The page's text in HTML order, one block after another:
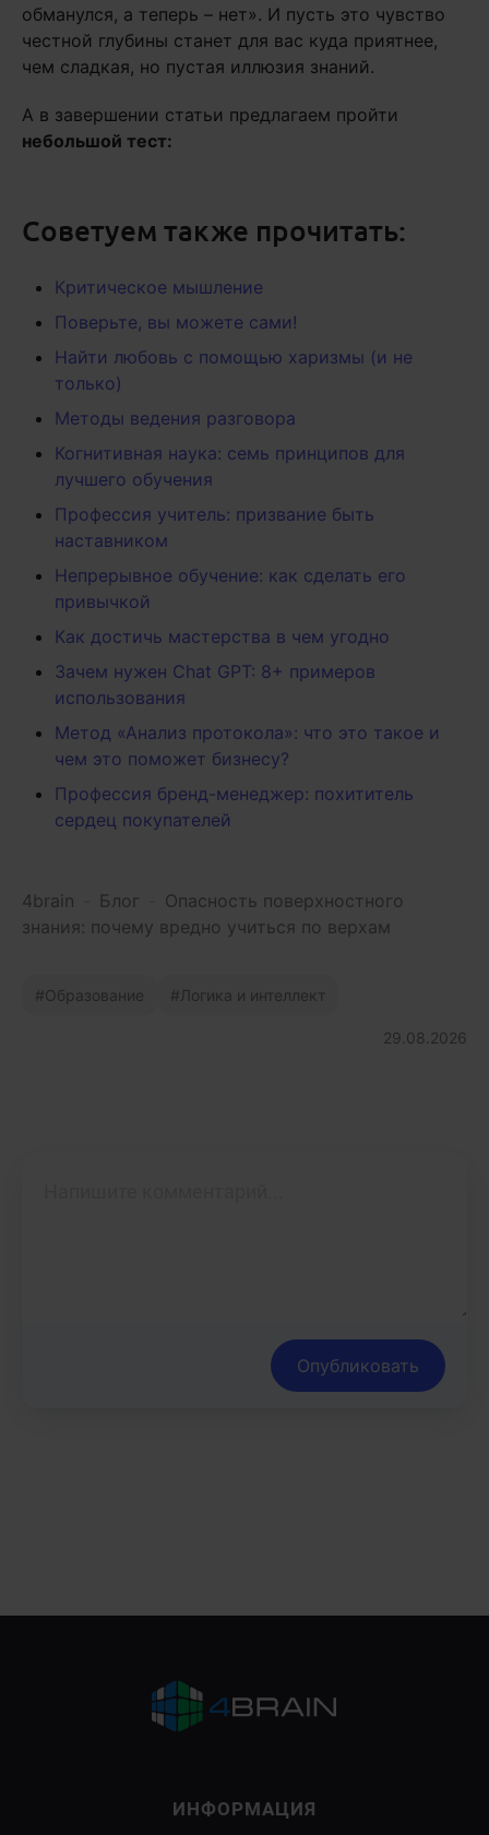
обманулся, а теперь – нет». И пусть это чувство
честной глубины станет для вас куда приятнее,
чем сладкая, но пустая иллюзия знаний.
А в завершении статьи предлагаем пройти
небольшой тест:
Советуем также прочитать:
Критическое мышление
Поверьте, вы можете сами!
Найти любовь с помощью харизмы (и не
только)
Методы ведения разговора
Когнитивная наука: семь принципов для
лучшего обучения
Профессия учитель: призвание быть
наставником
Непрерывное обучение: как сделать его
привычкой
Как достичь мастерства в чем угодно
Зачем нужен Chat GPT: 8+ примеров
использования
Метод «Анализ протокола»: что это такое и
чем это поможет бизнесу?
Профессия бренд-менеджер: похититель
сердец покупателей
4brain Блог
Опасность поверхностного
знания: почему вредно учиться по верхам
Образование Логика и интеллект
29.08.2026
Опубликовать
Научитесь анализировать информацию и
распознавать манипуляции на
ИНФОРМАЦИЯ